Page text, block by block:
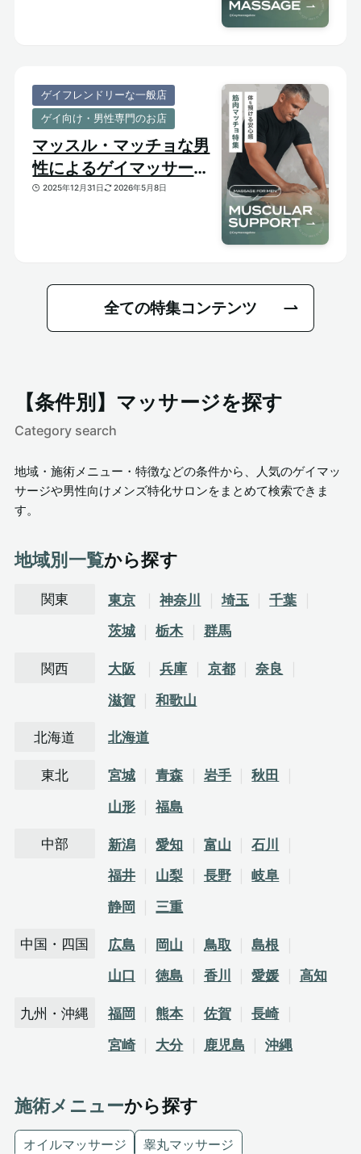
ゲイフレンドリーな一般店
ゲイ向け・男性専門のお店
マッスル・マッチョな男
性によるゲイマッサージ
特集｜おすすめ筋肉質メ
2025年12月31日 2026年5月8日
全ての特集コンテンツ
【条件別】マッサージを探す
Category search
地域・施術メニュー・特徴などの条件から、人気のゲイマッ
サージや男性向けメンズ特化サロンをまとめて検索できま
す。
地域別一覧から探す
関東 東京 神奈川 埼玉
千葉
茨城
栃木 群馬
関西 大阪 兵庫 京都
奈良
滋賀
和歌山
北海道 北海道
東北 宮城 青森 岩手
秋田
山形
福島
中部 新潟 愛知 富山
石川
福井
山梨 長野
岐阜
静岡
三重
中国・四国 広島 岡山 鳥取
島根
山口
徳島 香川 愛媛 高知
九州・沖縄 福岡 熊本 佐賀
長崎
宮崎
大分 鹿児島 沖縄
施術メニューから探す
オイルマッサージ
睾丸マッサージ